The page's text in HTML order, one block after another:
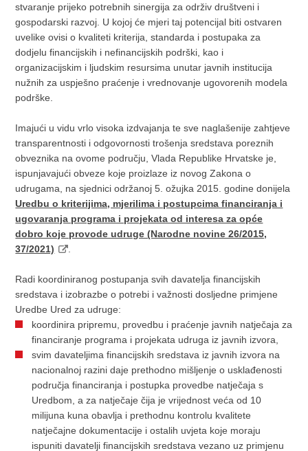
stvaranje prijeko potrebnih sinergija za održiv društveni i
gospodarski razvoj. U kojoj će mjeri taj potencijal biti ostvaren
uvelike ovisi o kvaliteti kriterija, standarda i postupaka za
dodjelu financijskih i nefinancijskih podrški, kao i
organizacijskim i ljudskim resursima unutar javnih institucija
nužnih za uspješno praćenje i vrednovanje ugovorenih modela
podrške.
Imajući u vidu vrlo visoka izdvajanja te sve naglašenije zahtjeve
transparentnosti i odgovornosti trošenja sredstava poreznih
obveznika na ovome području, Vlada Republike Hrvatske je,
ispunjavajući obveze koje proizlaze iz novog Zakona o
udrugama, na sjednici održanoj 5. ožujka 2015. godine donijela
Uredbu o kriterijima, mjerilima i postupcima financiranja i
ugovaranja programa i projekata od interesa za opće
dobro koje provode udruge (Narodne novine 26/2015,
37/2021)
Radi koordiniranog postupanja svih davatelja financijskih
sredstava i izobrazbe o potrebi i važnosti dosljedne primjene
Uredbe Ured za udruge:
koordinira pripremu, provedbu i praćenje javnih natječaja za
financiranje programa i projekata udruga iz javnih izvora,
svim davateljima financijskih sredstava iz javnih izvora na
nacionalnoj razini daje prethodno mišljenje o usklađenosti
područja financiranja i postupka provedbe natječaja s
Uredbom, a za natječaje čija je vrijednost veća od 10
milijuna kuna obavlja i prethodnu kontrolu kvalitete
natječajne dokumentacije i ostalih uvjeta koje moraju
ispuniti davatelji financijskih sredstava vezano uz primjenu